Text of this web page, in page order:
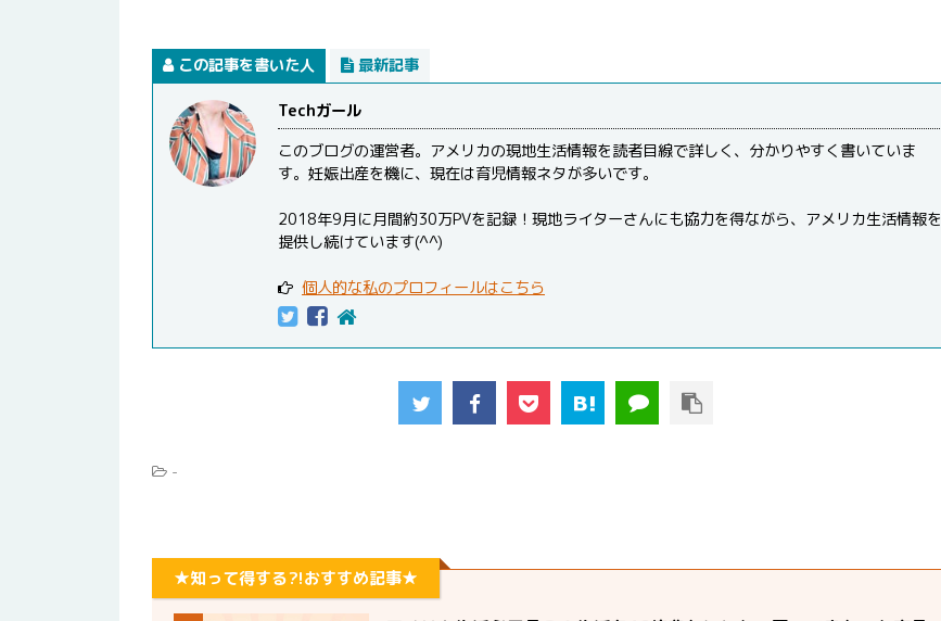
この記事を書いた人 最新記事
Techガール
このブログの運営者。アメリカの現地生活情報を読者目線で詳しく、分かりやすく書いていま
す。妊娠出産を機に、現在は育児情報ネタが多いです。
2018年9月に月間約30万PVを記録！現地ライターさんにも協力を得ながら、アメリカ生活情報を
提供し続けています(^^)
個人的な私のプロフィールはこちら
-
★知って得する?!おすすめ記事★